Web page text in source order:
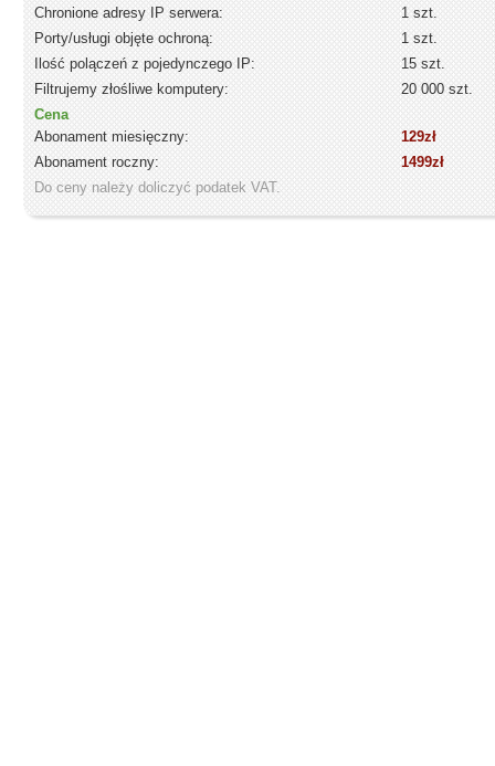
Chronione adresy IP serwera:
1 szt.
Porty/usługi objęte ochroną:
1 szt.
Ilość polączeń z pojedynczego IP:
15 szt.
Filtrujemy złośliwe komputery:
20 000 szt.
Cena
Abonament miesięczny:
129zł
Abonament roczny:
1499zł
Do ceny należy doliczyć podatek VAT.